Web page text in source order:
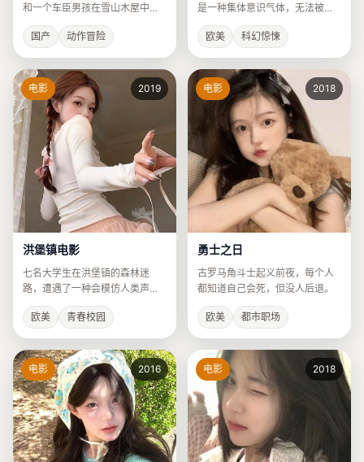
和一个车臣男孩在雪山木屋中被
迫共同求生。
国产
动作冒险
是一种集体意识气体，无法被杀
死只能被“冲淡”。
欧美
科幻惊悚
电影 2019
洪堡镇电影
七名大学生在洪堡镇的森林迷
路，遭遇了一种会模仿人类声音
的未知生物。
欧美
青春校园
电影 2018
勇士之日
古罗马角斗士起义前夜，每个人
都知道自己会死，但没人后退。
欧美 都市职场
电影 2016 电影 2018